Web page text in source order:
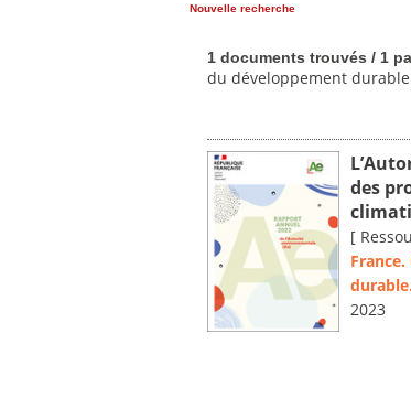
Nouvelle recherche
1 documents trouvés / 1
du développement
des
[
2023